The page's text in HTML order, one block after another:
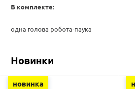
В комплекте:
одна голова робота-паука
Новинки
новинка